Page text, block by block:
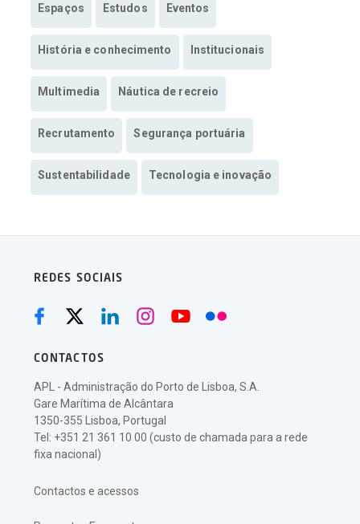
Espaços Estudos Eventos
História e conhecimento Institucionais
Multimedia Náutica de recreio
Recrutamento Segurança portuária
Sustentabilidade Tecnologia e inovação
REDES SOCIAIS
CONTACTOS
APL - Administração do Porto de Lisboa, S.A.
Gare Marítima de Alcântara
1350-355 Lisboa, Portugal
Tel: +351 21 361 10 00 (custo de chamada para a rede
fixa nacional)
Contactos e acessos